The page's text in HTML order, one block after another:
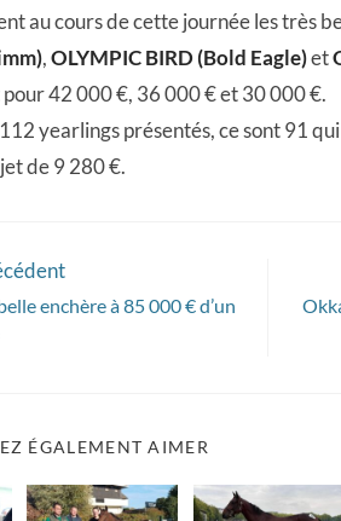
au cours de cette journée les très
,OLYMPIC BIRD (Bold Eagle)et
42 000 €, 36 000 € et 30 000 €.
yearlings présentés, ce sont 91
de 9 280 €.
enchère à 85 000 € d’un
ÉGALEMENT AIMER